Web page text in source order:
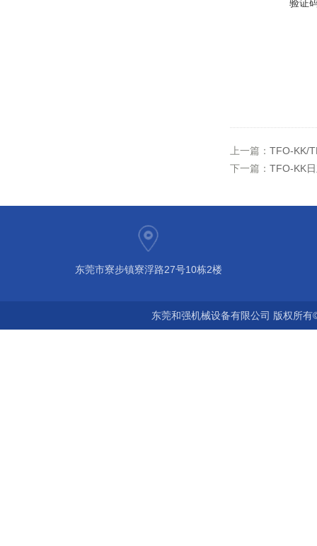
验证
上一篇： TFO-KK/
下一篇： TFO-KK
东莞市寮步镇寮浮路27号10栋2楼
东莞和强机械设备有限公司 版权所